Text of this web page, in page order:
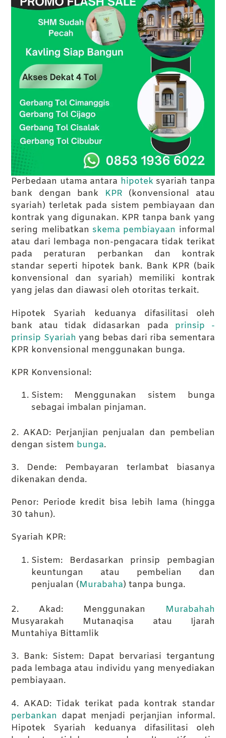
Perbedaan utama antara hipotek syariah tanpa
bank dengan bank KPR (konvensional atau
syariah) terletak pada sistem pembiayaan dan
kontrak yang digunakan. KPR tanpa bank yang
sering melibatkan skema pembiayaan informal
atau dari lembaga non-pengacara tidak terikat
pada peraturan perbankan dan kontrak
standar seperti hipotek bank. Bank KPR (baik
konvensional dan syariah) memiliki kontrak
yang jelas dan diawasi oleh otoritas terkait.
Hipotek Syariah keduanya difasilitasi oleh
bank atau tidak didasarkan pada prinsip -
prinsip Syariah yang bebas dari riba sementara
KPR konvensional menggunakan bunga.
KPR Konvensional:
Sistem: Menggunakan sistem bunga
sebagai imbalan pinjaman.
2. AKAD: Perjanjian penjualan dan pembelian
dengan sistem bunga.
3. Dende: Pembayaran terlambat biasanya
dikenakan denda.
Penor: Periode kredit bisa lebih lama (hingga
30 tahun).
Syariah KPR:
Sistem: Berdasarkan prinsip pembagian
keuntungan atau pembelian dan
penjualan (Murabaha) tanpa bunga.
2. Akad: Menggunakan
Murabahah
Musyarakah Mutanaqisa atau Ijarah
Muntahiya Bittamlik
3. Bank: Sistem: Dapat bervariasi tergantung
pada lembaga atau individu yang menyediakan
pembiayaan.
4. AKAD: Tidak terikat pada kontrak standar
perbankan dapat menjadi perjanjian informal.
Hipotek Syariah keduanya difasilitasi oleh